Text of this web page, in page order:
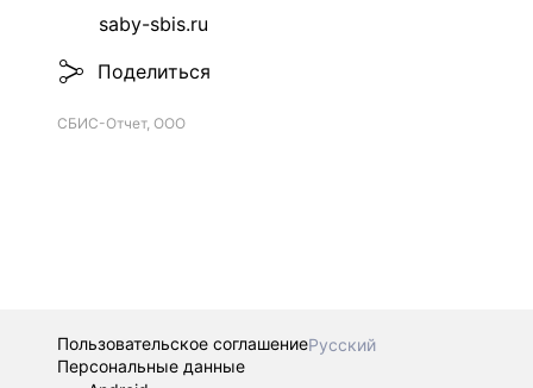
saby-sbis.ru
Поделиться
СБИС-Отчет, ООО
Пользовательское соглашениеРусский
Персональные данные